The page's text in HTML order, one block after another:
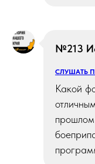
№213
СЛУШАТЬ
Какой